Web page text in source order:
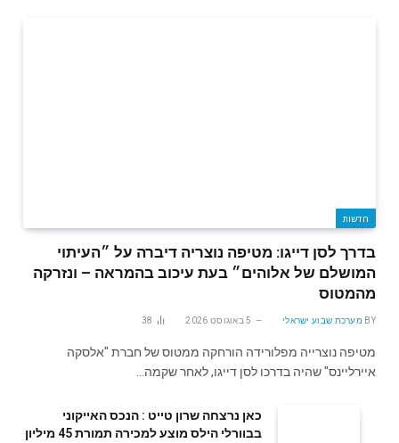
חדשות
בדרך לסן דייגו: מטיפה נוצריה דיברה על ״העיתוי
המושלם של אלוהים״ בעת עיכוב בהמראה – ונזרקה
מהמטוס
BY מערכת שבוע ישראלי 5 באוגוסט 2026 38
מטיפה נוצרייה מפלורידה הורחקה ממטוס של חברת "אלסקה
איירליינס" שהיה בדרכו לסן דייגו, לאחר שקמה…